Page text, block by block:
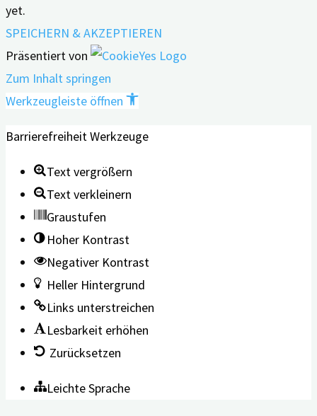
yet.
SPEICHERN & AKZEPTIEREN
Präsentiert von
Zum Inhalt springen
Werkzeugleiste öffnen
Barrierefreiheit Werkzeuge
Text vergrößern
Text verkleinern
Graustufen
Hoher Kontrast
Negativer Kontrast
Heller Hintergrund
Links unterstreichen
Lesbarkeit erhöhen
Zurücksetzen
Leichte Sprache